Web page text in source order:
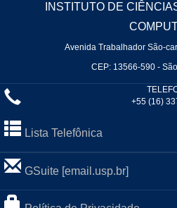
INSTITUTO DE
Avenida Trabalhador São-
CEP: 13566-590 -
+55 (16)
Lista Telefônica
GSuite [email.usp.br]